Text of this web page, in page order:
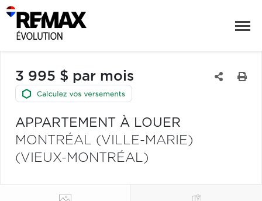
3 995 $ par mois
APPARTEMENT À LOUER
MONTRÉAL (VILLE-MARIE)
(VIEUX-MONTRÉAL)